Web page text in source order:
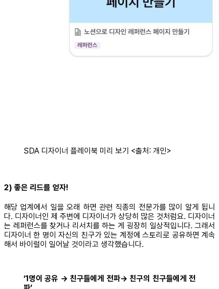
SDA 디자이너 플레이북 미리 보기 <출처: 개인>
2) 좋은 리드를 얻자!
해당 업계에서 일을 오래 하면 관련 직종의 전문가를 많이 알게 됩니
다. 디자이너인 제 주변에 디자이너가 상당히 많은 것처럼요. 디자이너
는 레퍼런스를 찾거나 리서치를 하는 게 굉장히 일상적입니다. 그래서
디자이너 한 명이 자신의 친구가 있는 계정에 스토리로 공유하면 계속
해서 바이럴이 일어날 것이라고 생각했습니다.
‘1명이 공유 → 친구들에게 전파→ 친구의 친구들에게 전